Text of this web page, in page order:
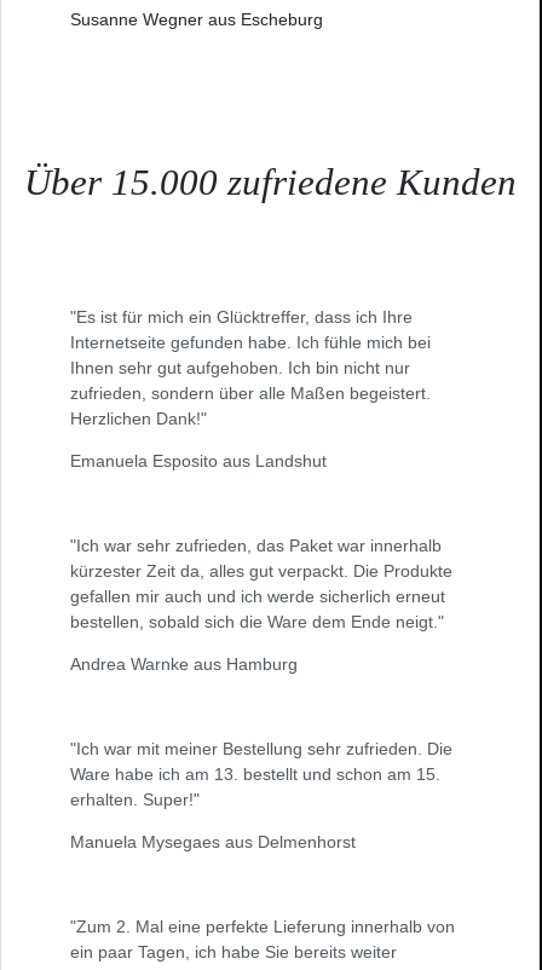
Susanne Wegner aus Escheburg
Über 15.000 zufriedene Kunden
"Es ist für mich ein Glücktreffer, dass ich Ihre
Internetseite gefunden habe. Ich fühle mich bei
Ihnen sehr gut aufgehoben. Ich bin nicht nur
zufrieden, sondern über alle Maßen begeistert.
Herzlichen Dank!"
Emanuela Esposito aus Landshut
"Ich war sehr zufrieden, das Paket war innerhalb
kürzester Zeit da, alles gut verpackt. Die Produkte
gefallen mir auch und ich werde sicherlich erneut
bestellen, sobald sich die Ware dem Ende neigt."
Andrea Warnke aus Hamburg
"Ich war mit meiner Bestellung sehr zufrieden. Die
Ware habe ich am 13. bestellt und schon am 15.
erhalten. Super!"
Manuela Mysegaes aus Delmenhorst
"Zum 2. Mal eine perfekte Lieferung innerhalb von
ein paar Tagen, ich habe Sie bereits weiter